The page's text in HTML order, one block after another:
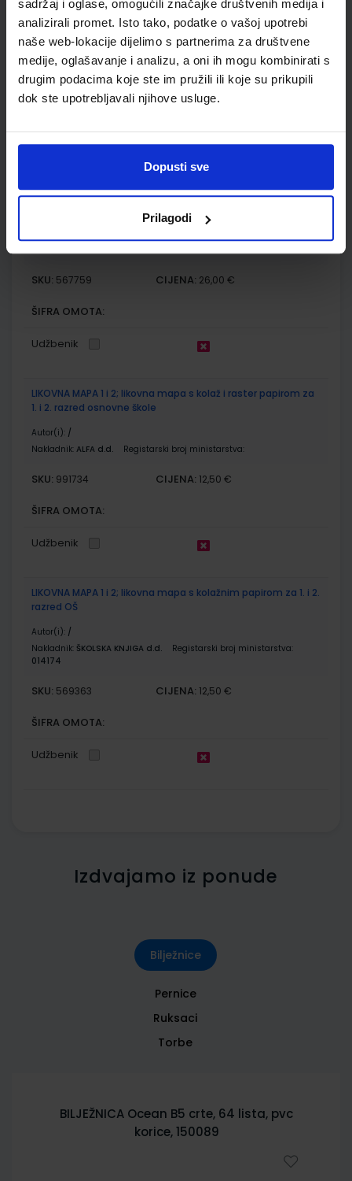
sadržaj i oglase, omogućili značajke društvenih medija i
analizirali promet. Isto tako, podatke o vašoj upotrebi
naše web-lokacije dijelimo s partnerima za društvene
medije, oglašavanje i analizu, a oni ih mogu kombinirati s
drugim podacima koje ste im pružili ili koje su prikupili
dok ste upotrebljavali njihove usluge.
Dopusti sve
Prilagodi
Autor(i): Melita Lesić
Nakladnik:ŠKOLSKA KNJIGA d.d. Registarski broj ministarstva:6151-
DOM3
SKU:567770 CIJENA:10,00 €
ŠIFRA OMOTA:
Udžbenik
priborom za istraživanje u prvom razredu osnovne škole
Nakladnik:ŠKOLSKA KNJIGA d.d. Registarski broj ministarstva:6151-
SKU: 567759 CIJENA: 26,00 €
ŠIFRA OMOTA:
Udžbenik
LIKOVNA MAPA 1 i 2; likovna mapa s kolaž i raster papirom za
1. i 2. razred osnovne škole
Autor(i): /
Nakladnik: ALFA d.d. Registarski broj ministarstva:
SKU: 991734 CIJENA: 12,50 €
ŠIFRA OMOTA:
Udžbenik
LIKOVNA MAPA 1 i 2; likovna mapa s kolažnim papirom za 1. i 2.
razred OŠ
Autor(i): /
Nakladnik: ŠKOLSKA KNJIGA d.d.
Registarski broj ministarstva:
014174
SKU: 569363 CIJENA: 12,50 €
ŠIFRA OMOTA:
Udžbenik
Izdvajamo iz ponude
Bilježnice
Pernice
Ruksaci
Torbe
BILJEŽNICA City Sketch B5 crte, 64 lista,
pvc korice 150085